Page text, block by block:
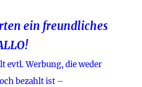
ein freundliches
evtl. Werbung, die weder
bezahlt ist –